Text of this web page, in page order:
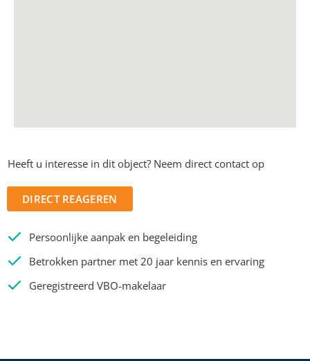
Heeft u interesse in dit object? Neem direct contact op
DIRECT REAGEREN
Persoonlijke aanpak en begeleiding
Betrokken partner met 20 jaar kennis en ervaring
Geregistreerd VBO-makelaar